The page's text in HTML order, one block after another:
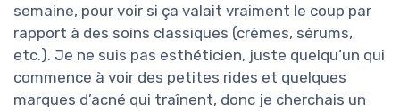
semaine, pour voir si ça valait vraiment le coup par
rapport à des soins classiques (crèmes, sérums,
etc.). Je ne suis pas esthéticien, juste quelqu’un qui
commence à voir des petites rides et quelques
marques d’acné qui traînent, donc je cherchais un